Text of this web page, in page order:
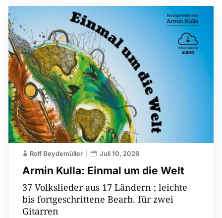
Armin Kulla: Einmal um die Welt
Rolf Beydemüller Juli 10, 2026
37 Volkslieder aus 17 Ländern ; leichte
bis fortgeschrittene Bearb. für zwei
Gitarren